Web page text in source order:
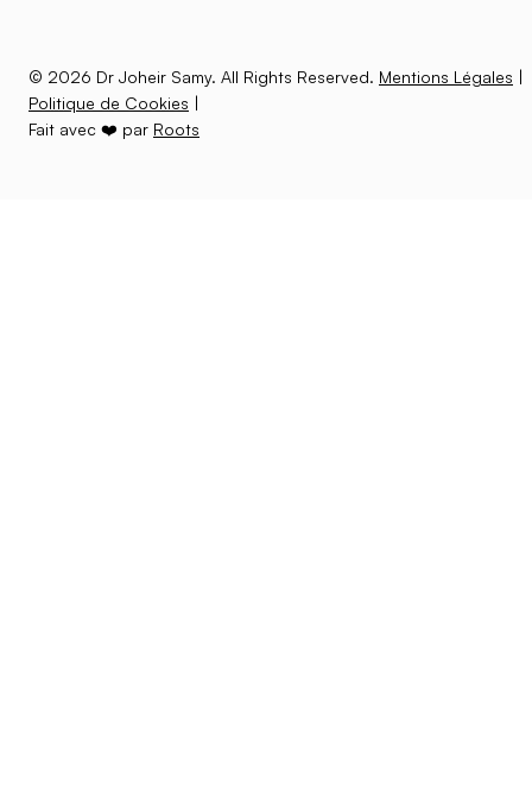
© 2026 Dr Joheir Samy. All Rights Reserved. Mentions Légales |
Politique de Cookies |
Fait avec ❤️ par Roots